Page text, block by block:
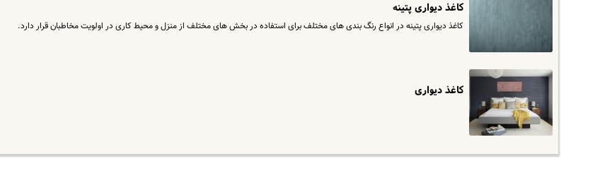
کاغذ دیواری پتینه
کاغذ دیواری پتینه در انواع رنگ بندی های مختلف برای استفاده در بخش های مختلف از منزل و محیط کاری در اولویت مخاطبان قرار دارد.
کاغذ دیواری